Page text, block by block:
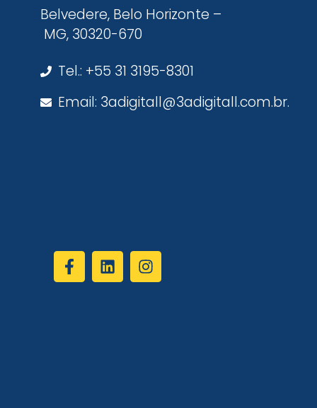
Belvedere, Belo Horizonte –
MG, 30320-670
Tel.: +55 31 3195-8301
Email: 3adigitall@3adigitall.com.br.